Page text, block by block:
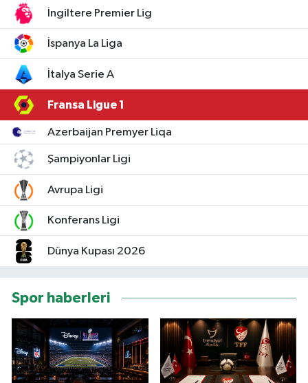
İngiltere Premier Lig
İspanya La Liga
İtalya Serie A
Fransa Ligue 1
Azerbaijan Premyer Liqa
Şampiyonlar Ligi
Avrupa Ligi
Konferans Ligi
Dünya Kupası 2026
Spor haberleri